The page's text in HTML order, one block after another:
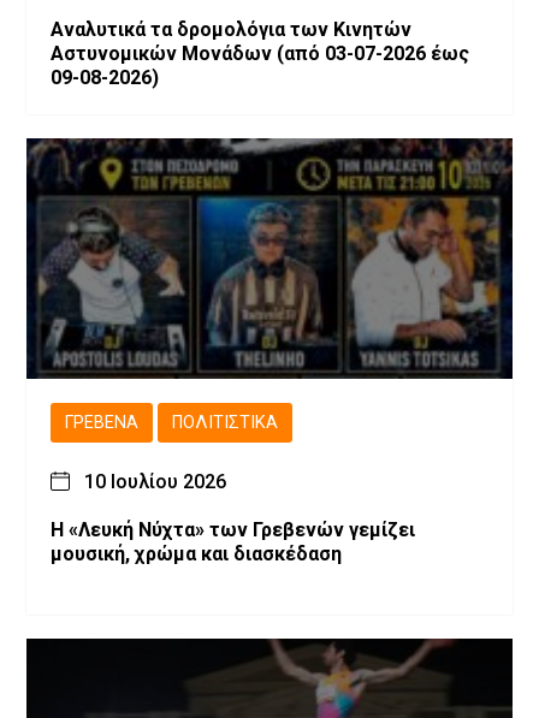
Αναλυτικά τα δρομολόγια των Κινητών
Αστυνομικών Μονάδων (από 03-07-2026 έως
09-08-2026)
ΓΡΕΒΕΝΆ ΠΟΛΙΤΙΣΤΙΚΆ
10 Ιουλίου 2026
Η «Λευκή Νύχτα» των Γρεβενών γεμίζει
μουσική, χρώμα και διασκέδαση